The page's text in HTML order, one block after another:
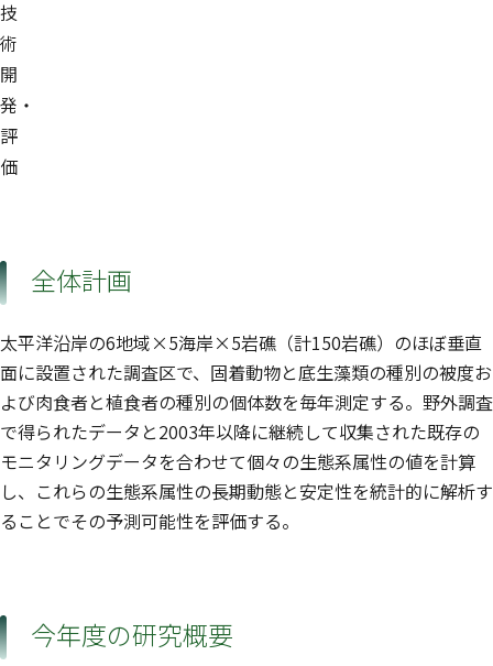
技
術
開
発・
評
価
全体計画
太平洋沿岸の6地域×5海岸×5岩礁（計150岩礁）のほぼ垂直
面に設置された調査区で、固着動物と底生藻類の種別の被度お
よび肉食者と植食者の種別の個体数を毎年測定する。野外調査
で得られたデータと2003年以降に継続して収集された既存の
モニタリングデータを合わせて個々の生態系属性の値を計算
し、これらの生態系属性の長期動態と安定性を統計的に解析す
ることでその予測可能性を評価する。
今年度の研究概要